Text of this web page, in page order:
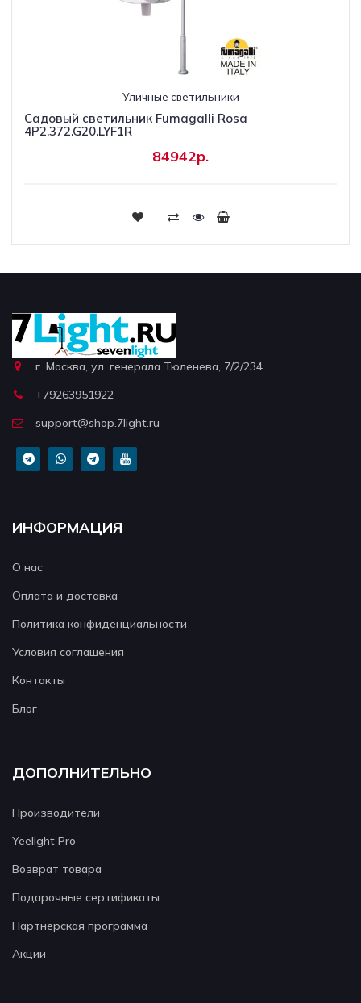
Уличные светильники
Садовый светильник Fumagalli Rosa
4P2.372.G20.LYF1R
84942р.
г. Москва, ул. генерала Тюленева, 7/2/234.
+79263951922
support@shop.7light.ru
ИНФОРМАЦИЯ
О нас
Оплата и доставка
Политика конфиденциальности
Условия соглашения
Контакты
Блог
ДОПОЛНИТЕЛЬНО
Производители
Yeelight Pro
Возврат товара
Подарочные сертификаты
Партнерская программа
Акции